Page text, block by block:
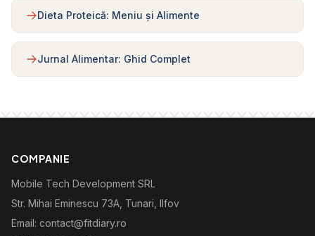
Dieta Proteică: Meniu și Alimente
Jurnal Alimentar: Ghid Complet
COMPANIE
Mobile Tech Development SRL
Str. Mihai Eminescu 73A, Tunari, Ilfov
Email: contact@fitdiary.ro